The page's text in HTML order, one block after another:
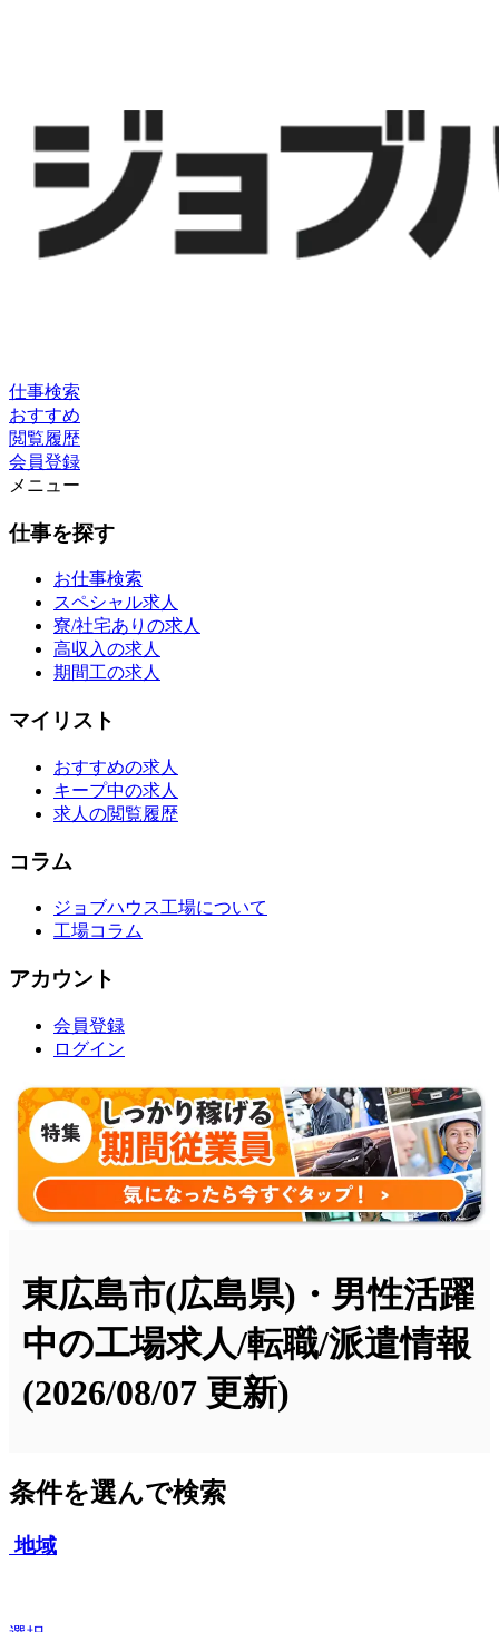
仕事検索
おすすめ
閲覧履歴
会員登録
メニュー
仕事を探す
お仕事検索
スペシャル求人
寮/社宅ありの求人
高収入の求人
期間工の求人
マイリスト
おすすめの求人
キープ中の求人
求人の閲覧履歴
コラム
ジョブハウス工場について
工場コラム
アカウント
会員登録
ログイン
東広島市(広島県)・男性活躍
中の工場求人/転職/派遣情報
(2026/08/07 更新)
条件を選んで検索
地域